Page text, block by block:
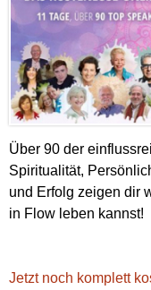
Über 90 der
Spiritualität,
und Erfolg zeigen dir
in Flow leben kannst!
Jetzt noch komplett